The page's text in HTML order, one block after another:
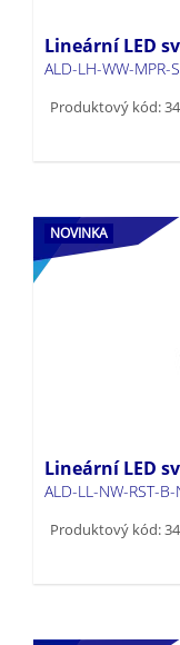
Lineární LED
ALD-LH-WW-MPR-
Produktový kód:
NOVINKA
Lineární LED
ALD-LL-NW-RST-B-
Produktový kód: